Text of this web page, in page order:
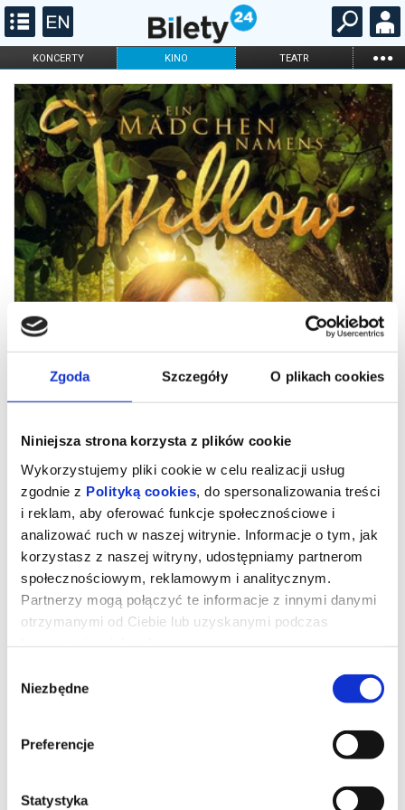
Zgoda Szczegóły O plikach cookies
Niniejsza strona korzysta z plików cookie
Wykorzystujemy pliki cookie w celu realizacji usług
zgodnie z Polityką cookies , do spersonalizowania treści
i reklam, aby oferować funkcje społecznościowe i
analizować ruch w naszej witrynie. Informacje o tym, jak
korzystasz z naszej witryny, udostępniamy partnerom
społecznościowym, reklamowym i analitycznym.
Partnerzy mogą połączyć te informacje z innymi danymi
otrzymanymi od Ciebie lub uzyskanymi podczas
zgody
Niezbędne
Preferencje
Statystyka
KONCERTY KINO TEATR ...
FILHARMONIA OPERA I BALET
STAND-UP
DLA DZIECI
ONLINE KARNETY
także tajemną księgę magii. Okazuje się, że jest potomkinią całej
linii czarownic. Przy pomocy Księgi przywołuje czarownika Grimoo,
który ma jej pomóc obudzić służące jej moce ognia. Wszystko
wiele czasu, aby obudzić w sobie pełną moc magii i wraz z trzema
innymi czarownicami uratować istnienie pradawnego,